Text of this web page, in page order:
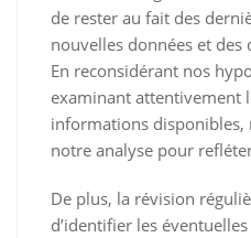
de rester au fait des
nouvelles données et des
En reconsidérant nos
examinant attentivement
informations disponibles,
notre analyse pour
De plus, la révision
d’identifier les